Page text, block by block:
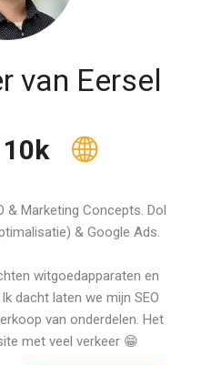
van Eersel
& Marketing Concepts. Dol
& Google Ads.
witgoedapparaten en
dacht laten we mijn SEO
van onderdelen. Het
met veel verkeer 😁